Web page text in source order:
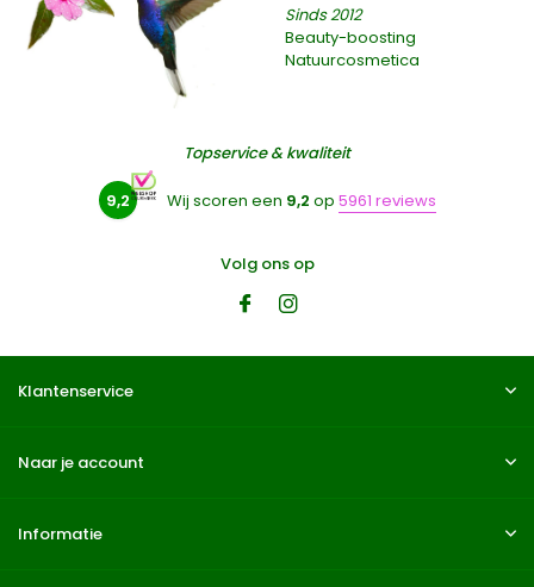
Sinds 2012
Beauty-boosting
Natuurcosmetica
Topservice & kwaliteit
9,2 Wij scoren een 9,2 op 5961 reviews
Volg ons op
Klantenservice
Naar je account
Informatie